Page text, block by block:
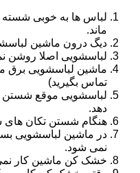
لباس ها به خوبی
ماند.
دیگ درون ماشین
لباسشویی اصلا روشن
ماشین لباسشویی برق
تماس بگیرید)
لباسشویی موقع
دهد.
هنگام شستن تکان های
در ماشین لباسشویی
نمی شود.
خشک کن ماشین کار